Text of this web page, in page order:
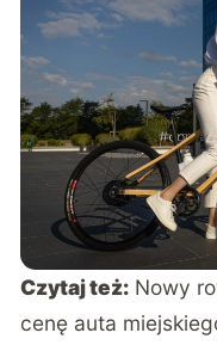
Czytaj też: Nowy
cenę auta